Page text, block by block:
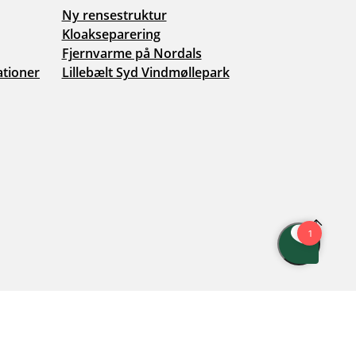
Ny rensestruktur
Kloakseparering
Fjernvarme på Nordals
Lillebælt Syd Vindmøllepark